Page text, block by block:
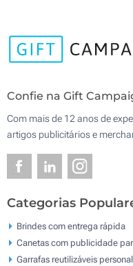
Confie na Gift
Com mais de 12 anos de
artigos publicitários e
Categorias
Brindes com entrega rápida
Canetas com publicidade
Garrafas reutilizáveis